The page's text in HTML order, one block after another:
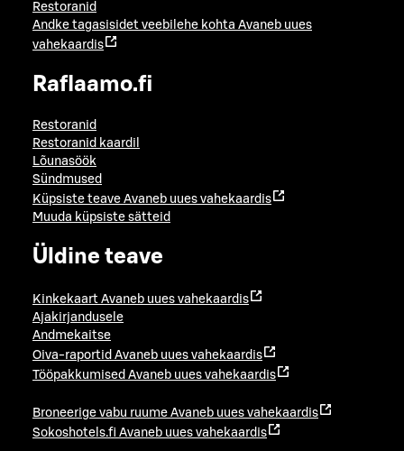
Restoranid
Andke tagasisidet veebilehe kohta Avaneb uues
vahekaardis
Raflaamo.fi
Restoranid
Restoranid kaardil
Lõunasöök
Sündmused
Küpsiste teave Avaneb uues vahekaardis
Muuda küpsiste sätteid
Üldine teave
Kinkekaart Avaneb uues vahekaardis
Ajakirjandusele
Andmekaitse
Oiva-raportid Avaneb uues vahekaardis
Tööpakkumised Avaneb uues vahekaardis
Broneerige vabu ruume Avaneb uues vahekaardis
Sokoshotels.fi Avaneb uues vahekaardis